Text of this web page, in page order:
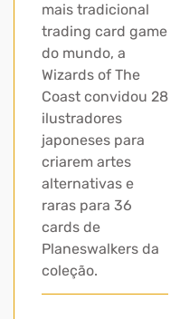
mais tradicional
trading card game
do mundo, a
Wizards of The
Coast convidou 28
ilustradores
japoneses para
criarem artes
alternativas e
raras para 36
cards de
Planeswalkers da
coleção.